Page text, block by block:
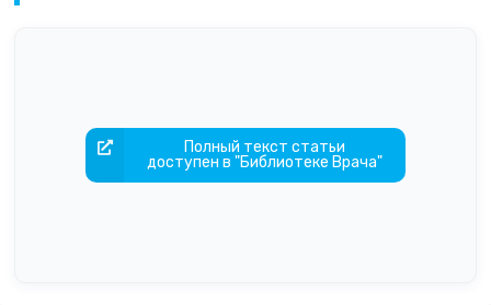
Полный текст статьи
доступен в "Библиотеке Врача"